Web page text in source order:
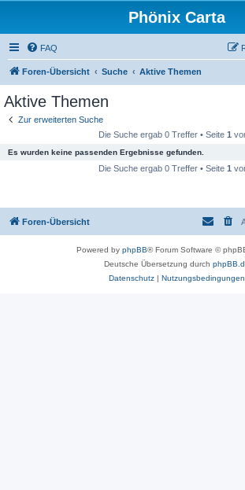
Phönix Carta
FAQ
Foren-Übersicht Suche Aktive Themen
Aktive Themen
Zur erweiterten Suche
Die Suche ergab 0 Treffer • Seite 1
Es wurden keine passenden Ergebnisse gefunden.
Die Suche ergab 0 Treffer • Seite 1
Foren-Übersicht
Powered by phpBB® Forum Software ©
Deutsche Übersetzung durch
Datenschutz| Nutzungsbedingungen